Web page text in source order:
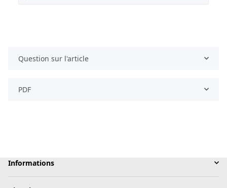
Question sur l'article
PDF
Informations